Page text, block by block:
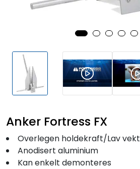
Anker Fortress FX
Overlegen holdekraft/Lav vekt
Anodisert aluminium
Kan enkelt demonteres
Kampanje